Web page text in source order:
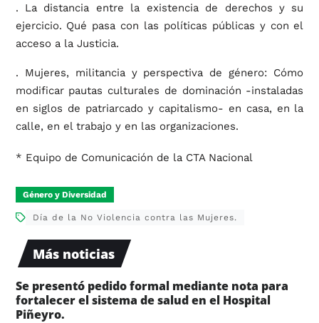
. La distancia entre la existencia de derechos y su
ejercicio. Qué pasa con las políticas públicas y con el
acceso a la Justicia.
. Mujeres, militancia y perspectiva de género: Cómo
modificar pautas culturales de dominación -instaladas
en siglos de patriarcado y capitalismo- en casa, en la
calle, en el trabajo y en las organizaciones.
* Equipo de Comunicación de la CTA Nacional
Género y Diversidad
Día de la No Violencia contra las Mujeres.
Más noticias
Se presentó pedido formal mediante nota para
fortalecer el sistema de salud en el Hospital
Piñeyro.